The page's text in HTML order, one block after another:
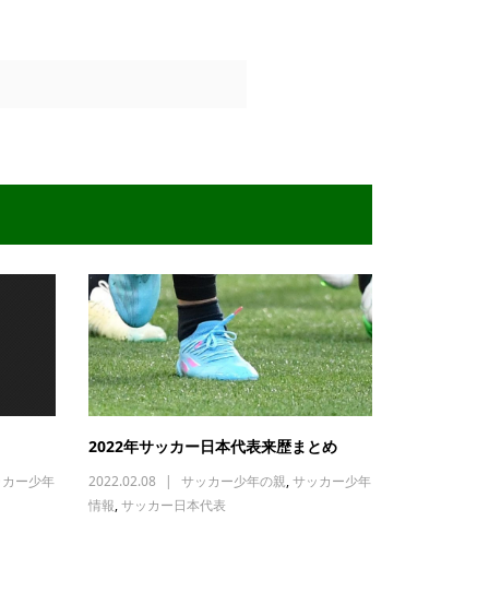
ー少年
2022年サッカー日本代表来歴まとめ
2022.02.08 サッカー少年の親,サッカー少年
情報,サッカー日本代表